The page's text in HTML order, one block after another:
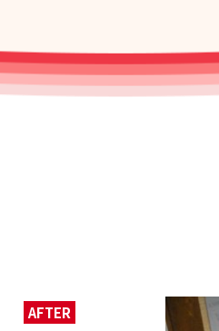
AFTER